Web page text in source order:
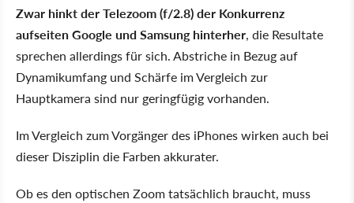
Zwar hinkt der Telezoom (f/2.8) der Konkurrenz
aufseiten Google und Samsung hinterher, die Resultate
sprechen allerdings für sich. Abstriche in Bezug auf
Dynamikumfang und Schärfe im Vergleich zur
Hauptkamera sind nur geringfügig vorhanden.
Im Vergleich zum Vorgänger des iPhones wirken auch bei
dieser Disziplin die Farben akkurater.
Ob es den optischen Zoom tatsächlich braucht, muss